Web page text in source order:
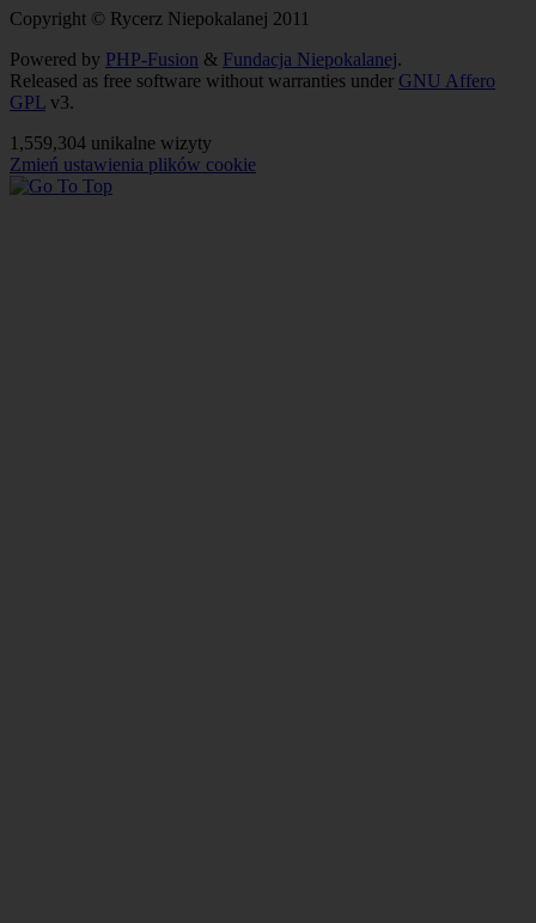
Copyright © Rycerz Niepokalanej 2011
Powered by PHP-Fusion & Fundacja Niepokalanej.
Released as free software without warranties under GNU Affero
GPL v3.
1,559,304 unikalne wizyty
Zmień ustawienia plików cookie